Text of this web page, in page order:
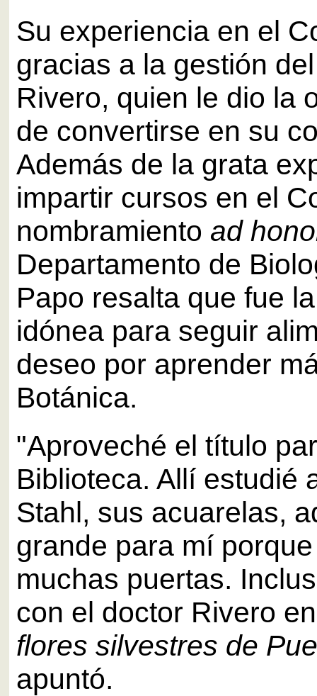
Su experiencia en el
gracias a la gestión
Rivero, quien le dio la
de convertirse en su
Además de la grata
impartir cursos en el
nombramiento ad
Departamento de
Papo resalta que fue
idónea para seguir
deseo por aprender
Botánica.
"Aproveché el título
Biblioteca. Allí estudié
Stahl, sus acuarelas,
grande para mí
muchas puertas.
con el doctor Rivero
flores silvestres de
apuntó.